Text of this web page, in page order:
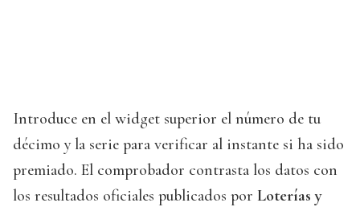
Introduce en el widget superior el número de tu
décimo y la serie para verificar al instante si ha sido
premiado. El comprobador contrasta los datos con
los resultados oficiales publicados por Loterías y